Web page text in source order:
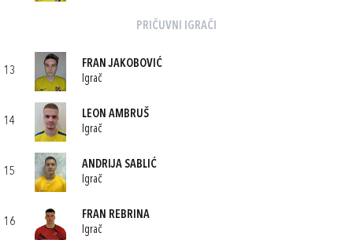
PRIČUVNI IGRAČI
13
FRAN JAKOBOVIĆ
Igrač
14
LEON AMBRUŠ
Igrač
15
ANDRIJA SABLIĆ
Igrač
16
FRAN REBRINA
Igrač